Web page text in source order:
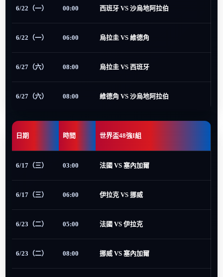
6/22（一） 00:00 西班牙 VS 沙烏地阿拉伯
6/22（一） 06:00 烏拉圭 VS 維德角
6/27（六） 08:00 烏拉圭 VS 西班牙
6/27（六） 08:00 維德角 VS 沙烏地阿拉伯
日期 時間 世界盃48強I組
6/17（三） 03:00 法國 VS 塞內加爾
6/17（三） 06:00 伊拉克 VS 挪威
6/23（二） 05:00 法國 VS 伊拉克
6/23（二） 08:00 挪威 VS 塞內加爾